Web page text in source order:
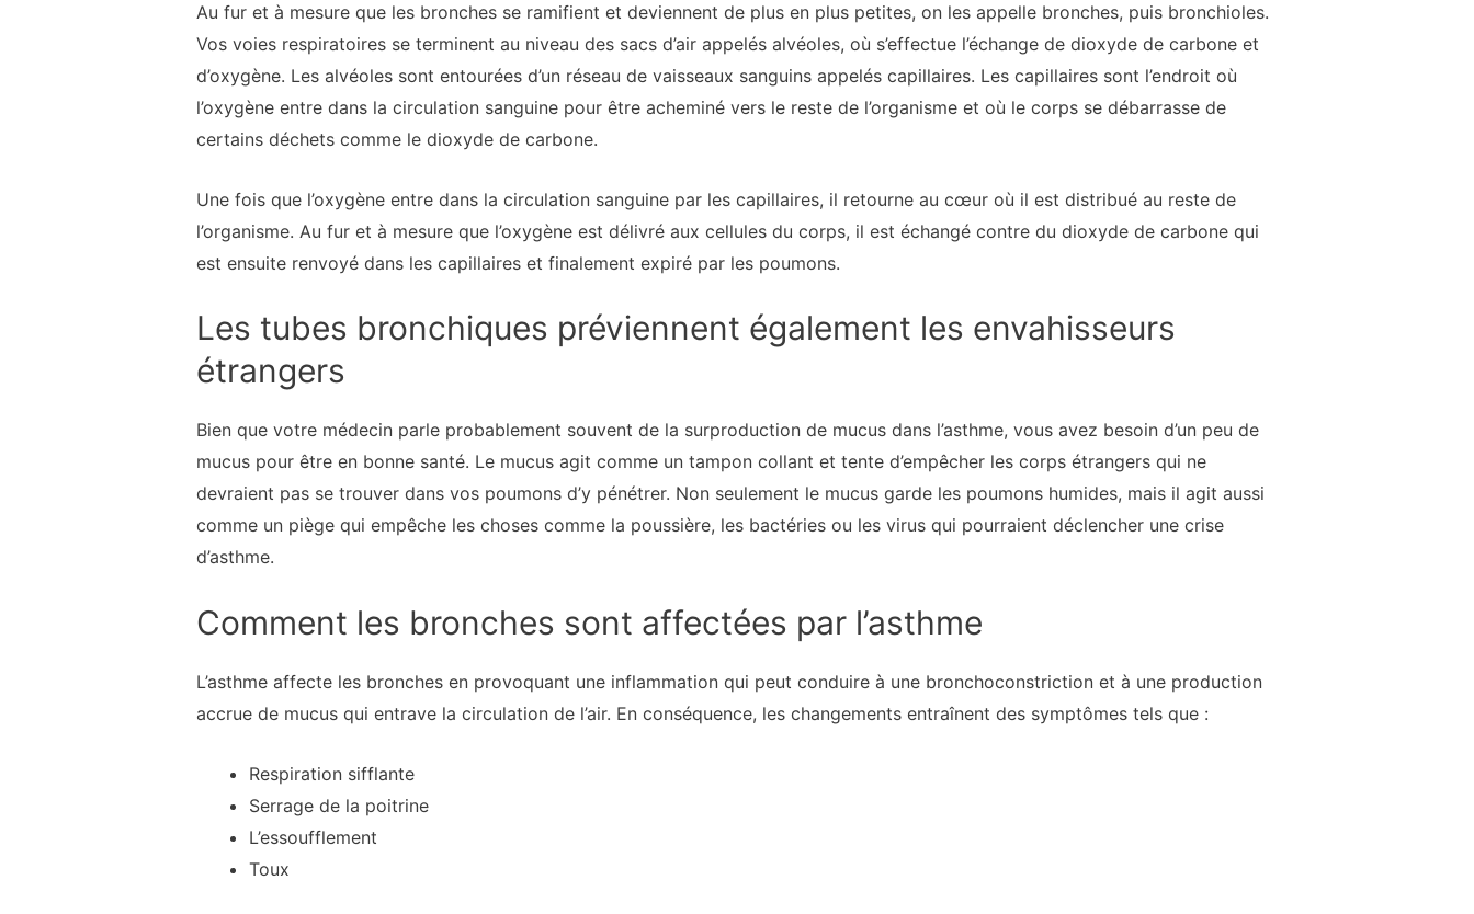
Au fur et à mesure que les bronches se ramifient et deviennent de plus en plus petites, on les appelle bronches, puis bronchioles.
Vos voies respiratoires se terminent au niveau des sacs d’air appelés alvéoles, où s’effectue l’échange de dioxyde de carbone et
d’oxygène. Les alvéoles sont entourées d’un réseau de vaisseaux sanguins appelés capillaires. Les capillaires sont l’endroit où
l’oxygène entre dans la circulation sanguine pour être acheminé vers le reste de l’organisme et où le corps se débarrasse de
certains déchets comme le dioxyde de carbone.
Une fois que l’oxygène entre dans la circulation sanguine par les capillaires, il retourne au cœur où il est distribué au reste de
l’organisme. Au fur et à mesure que l’oxygène est délivré aux cellules du corps, il est échangé contre du dioxyde de carbone qui
est ensuite renvoyé dans les capillaires et finalement expiré par les poumons.
Les tubes bronchiques préviennent également les envahisseurs
étrangers
Bien que votre médecin parle probablement souvent de la surproduction de mucus dans l’asthme, vous avez besoin d’un peu de
mucus pour être en bonne santé. Le mucus agit comme un tampon collant et tente d’empêcher les corps étrangers qui ne
devraient pas se trouver dans vos poumons d’y pénétrer. Non seulement le mucus garde les poumons humides, mais il agit aussi
comme un piège qui empêche les choses comme la poussière, les bactéries ou les virus qui pourraient déclencher une crise
d’asthme.
Comment les bronches sont affectées par l’asthme
L’asthme affecte les bronches en provoquant une inflammation qui peut conduire à une bronchoconstriction et à une production
accrue de mucus qui entrave la circulation de l’air. En conséquence, les changements entraînent des symptômes tels que :
Respiration sifflante
Serrage de la poitrine
L’essoufflement
Toux